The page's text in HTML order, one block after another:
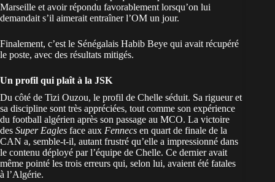
Marseille et avoir répondu favorablement lorsqu’on lui
demandait s’il aimerait entraîner l’OM un jour.
Finalement, c’est le Sénégalais Habib Beye qui avait récupéré
le poste, avec des résultats mitigés.
Un profil qui plaît à la JSK
Du côté de Tizi Ouzou, le profil de Chelle séduit. Sa rigueur et
sa discipline sont très appréciées, tout comme son expérience
du football algérien après son passage au MCO. La victoire
des Super Eagles face aux Fennecs en quart de finale de la
CAN a, semble-t-il, autant frustré qu’elle a impressionné dans
le contenu déployé par l’équipe de Chelle. Ce dernier avait
même pointé les trois erreurs qui, selon lui, avaient été fatales
à l’Algérie.